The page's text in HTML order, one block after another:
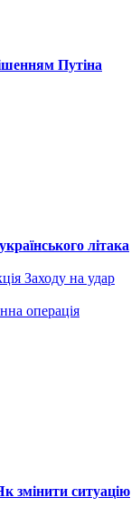
Путіна
літака
Заходу на удар
операція
змінити ситуацію